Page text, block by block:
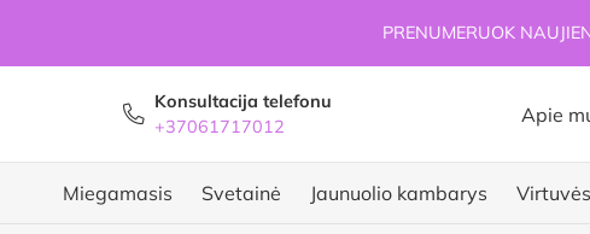
PRENUMERUOK
Konsultacija telefonu
+37061717012
Apie
Miegamasis Svetainė Jaunuolio kambarys